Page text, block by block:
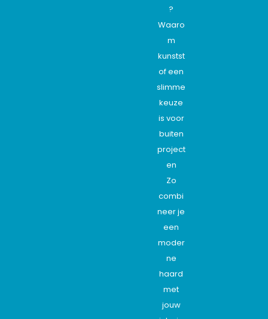
?
Waaro
m
kunstst
of een
slimme
keuze
is voor
buiten
project
en
Zo
combi
neer je
een
moder
ne
haard
met
jouw